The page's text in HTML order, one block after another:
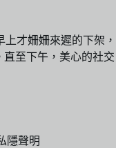
才姍姍來遲的下架，
至下午，美心的社交
隱聲明